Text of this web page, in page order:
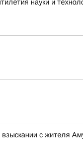
науки и
с жителя